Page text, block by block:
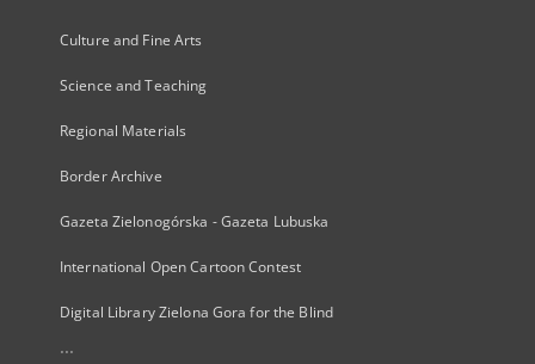
Culture and Fine Arts
Science and Teaching
Regional Materials
Border Archive
Gazeta Zielonogórska - Gazeta Lubuska
International Open Cartoon Contest
Digital Library Zielona Gora for the Blind
...